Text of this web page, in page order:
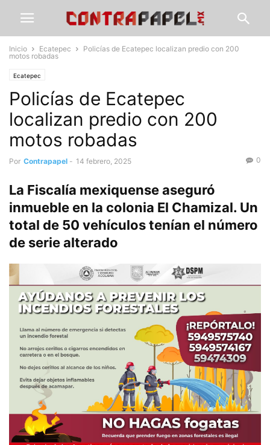
Inicio Ecatepec
Policías de Ecatepec localizan predio con 200
motos robadas
Ecatepec
Policías de Ecatepec
localizan predio con 200
motos robadas
Por Contrapapel - 14 febrero, 2025 0
La Fiscalía mexiquense aseguró
inmueble en la colonia El Chamizal. Un
total de 50 vehículos tenían el número
de serie alterado